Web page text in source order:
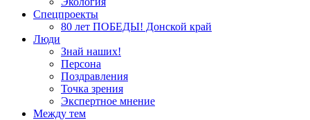
Спецпроекты
80 лет ПОБЕДЫ! Донской край
Люди
Знай наших!
Персона
Поздравления
Точка зрения
Экспертное мнение
Между тем